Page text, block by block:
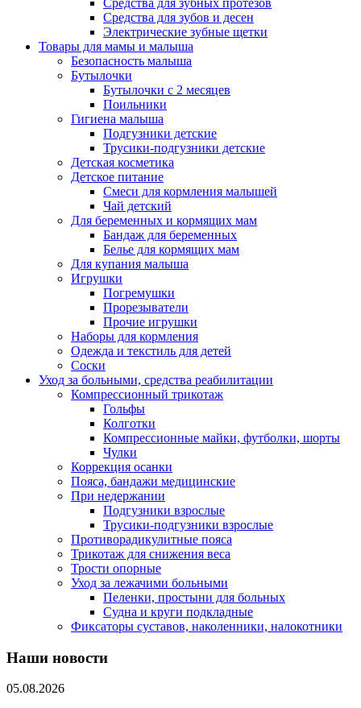
Средства для зубных протезов
Средства для зубов и десен
Электрические зубные щетки
Товары для мамы и малыша
Безопасность малыша
Бутылочки
Бутылочки с 2 месяцев
Поильники
Гигиена малыша
Подгузники детские
Трусики-подгузники детские
Детская косметика
Детское питание
Смеси для кормления малышей
Чай детский
Для беременных и кормящих мам
Бандаж для беременных
Белье для кормящих мам
Для купания малыша
Игрушки
Погремушки
Прорезыватели
Прочие игрушки
Наборы для кормления
Одежда и текстиль для детей
Соски
Уход за больными, средства реабилитации
Компрессионный трикотаж
Гольфы
Колготки
Компрессионные майки, футболки, шорты
Чулки
Коррекция осанки
Пояса, бандажи медицинские
При недержании
Подгузники взрослые
Трусики-подгузники взрослые
Противорадикулитные пояса
Трикотаж для снижения веса
Трости опорные
Уход за лежачими больными
Пеленки, простыни для больных
Судна и круги подкладные
Фиксаторы суставов, наколенники, налокотники
Наши новости
05.08.2026